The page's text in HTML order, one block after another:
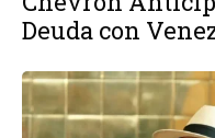
Deuda con